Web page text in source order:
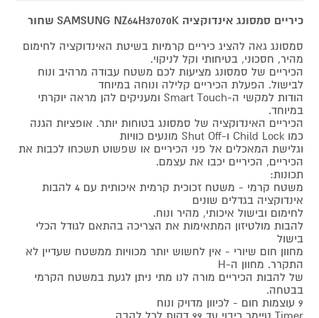
כיריים סמסונג אינדוקציה SAMSUNG NZ64H37070K שחור
סמסונג גאה להציג כיריים קרמיות בשיטת האינדוקציה לחימום
מהיר, חסכוני, בטיחותי וקל לניקוי.
הכיריים של סמסונג מציעות לכם משטח עבודה מרהיב ונוח
לבישול. הפעלת הכיריים קלילה ונוחה במיוחד
הודות למקשי ה-Smart Touch ומעניקים להן מראה יוקרתי
במיוחד.
הכיריים האינדוקציה של סמסונג בטוחות יותר. אופציות הגנה
כמו Child Lock ו-Shut Off מונעים כוויות
וגלישת המאכלים אל פני הכיריים או שפשוט תשכחו לכבות את
הכיריים, הכיריים יכבו את עצמם.
תכונות:
משטח קרמי - משטח זכוכית קרמית איכותית עם 4 להבות
אינדוקציה בגדלים שונים
לחימום ובישול איכותי, מהיר ונוח.
להבות מולטיזון המתאימות את הצריכה בהתאם לגודל הכלי
בישול
מחוון חום שיורי - אין לחשוש יותר מכוויות ממשטח שעדיין לא
התקרר. מחוון ה-H
של להבות הכיריים מורה לנו מתי ניתן לגעת במשטח הקרמי
בבטחה.
9 עוצמות חום - לכיוון מדויק ונוח